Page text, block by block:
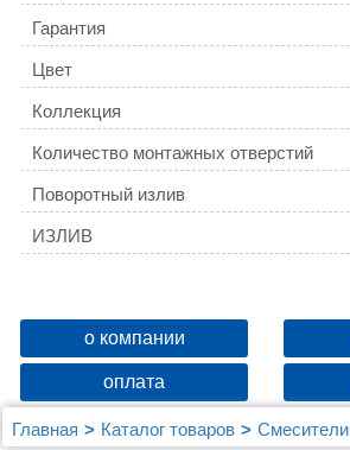
Гарантия
Цвет
Коллекция
Количество монтажных отверстий
Поворотный излив
ИЗЛИВ
о компании
оплата
Главная Каталог товаров
Смесители